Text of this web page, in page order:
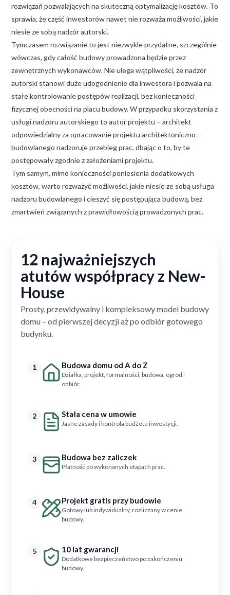
rozwiązań pozwalających na skuteczną optymalizację kosztów. To
sprawia, że część inwestorów nawet nie rozważa możliwości, jakie
niesie ze sobą nadzór autorski.
Tymczasem rozwiązanie to jest niezwykle przydatne, szczególnie
wówczas, gdy całość budowy prowadzona będzie przez
zewnętrznych wykonawców. Nie ulega wątpliwości, że nadzór
autorski stanowi duże udogodnienie dla inwestora i pozwala na
stałe kontrolowanie postępów realizacji, bez konieczności
fizycznej obecności na placu budowy. W przypadku skorzystania z
usługi nadzoru autorskiego to autor projektu – architekt
odpowiedzialny za opracowanie projektu architektoniczno-
budowlanego nadzoruje przebieg prac, dbając o to, by te
postępowały zgodnie z założeniami projektu.
Tym samym, mimo konieczności poniesienia dodatkowych
kosztów, warto rozważyć możliwości, jakie niesie ze sobą usługa
nadzoru budowlanego i cieszyć się postępująca budową, bez
zmartwień związanych z prawidłowością prowadzonych prac.
12 najważniejszych
atutów współpracy z New-
House
Prosty, przewidywalny i kompleksowy model budowy
domu – od pierwszej decyzji aż po odbiór gotowego
budynku.
1 Budowa domu od A do Z
Działka, projekt, formalności, budowa, ogród i
odbiór.
2 Stała cena w umowie
Jasne zasady i kontrola budżetu inwestycji.
3 Budowa bez zaliczek
Płatność po wykonanych etapach prac.
4 Projekt gratis przy budowie
Gotowy lub indywidualny, rozliczany w cenie
budowy.
5 10 lat gwarancji
Dodatkowe bezpieczeństwo po zakończeniu
budowy.